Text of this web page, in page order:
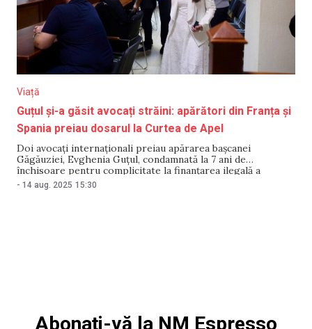
Viață
Guțul și-a găsit avocați străini: apărători din Franța și
Spania preiau dosarul la Curtea de Apel
Doi avocați internaționali preiau apărarea bașcanei
Găgăuziei, Evghenia Guțul, condamnată la 7 ani de
închisoare pentru complicitate la finanțarea ilegală a
partidului „Șor”, declarat neconstituțional. Este vorba
despre Gonzalo Boye, din Spania, și William Julié, din Franța.
- 14 aug. 2025 15:30
Abonați-vă la NM Espresso